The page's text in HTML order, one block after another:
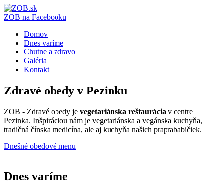
ZOB na Facebooku
Domov
Dnes varíme
Chutne a zdravo
Galéria
Kontakt
Zdravé obedy v Pezinku
ZOB - Zdravé obedy je vegetariánska reštaurácia v centre
Pezinka. Inšpiráciou nám je vegetariánska a vegánska kuchyňa,
tradičná čínska medicína, ale aj kuchyňa našich praprababičiek.
Dnešné obedové menu
Dnes varíme